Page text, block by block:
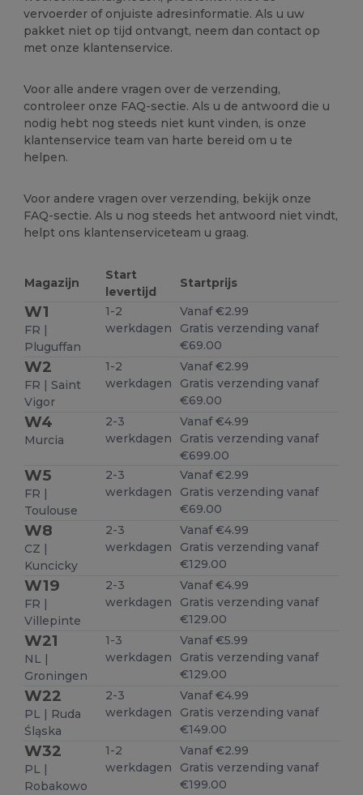
vervoerder of onjuiste adresinformatie. Als u uw
pakket niet op tijd ontvangt, neem dan contact op
met onze klantenservice.
Voor alle andere vragen over de verzending,
controleer onze FAQ-sectie. Als u de antwoord die u
nodig hebt nog steeds niet kunt vinden, is onze
klantenservice team van harte bereid om u te
helpen.
Voor andere vragen over verzending, bekijk onze
FAQ-sectie. Als u nog steeds het antwoord niet vindt,
helpt ons klantenserviceteam u graag.
Magazijn
Start
levertijd
Startprijs
W1
FR |
Pluguffan
1-2
werkdagen
Vanaf €2.99
Gratis verzending vanaf
€69.00
W2
FR | Saint
Vigor
1-2
werkdagen
Vanaf €2.99
Gratis verzending vanaf
€69.00
W4
Murcia
2-3
werkdagen
Vanaf €4.99
Gratis verzending vanaf
€699.00
W5
FR |
Toulouse
2-3
werkdagen
Vanaf €2.99
Gratis verzending vanaf
€69.00
W8
CZ |
Kuncicky
2-3
werkdagen
Vanaf €4.99
Gratis verzending vanaf
€129.00
W19
FR |
Villepinte
2-3
werkdagen
Vanaf €4.99
Gratis verzending vanaf
€129.00
W21
NL |
Groningen
1-3
werkdagen
Vanaf €5.99
Gratis verzending vanaf
€129.00
W22
PL | Ruda
Śląska
2-3
werkdagen
Vanaf €4.99
Gratis verzending vanaf
€149.00
W32
PL |
Robakowo
1-2
werkdagen
Vanaf €2.99
Gratis verzending vanaf
€199.00